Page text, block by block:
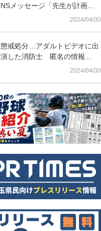
NSメッセージ「先生が計画...
2024/04/30
懲戒処分…アダルトビデオに出
演した消防士 匿名の情報...
2024/04/30